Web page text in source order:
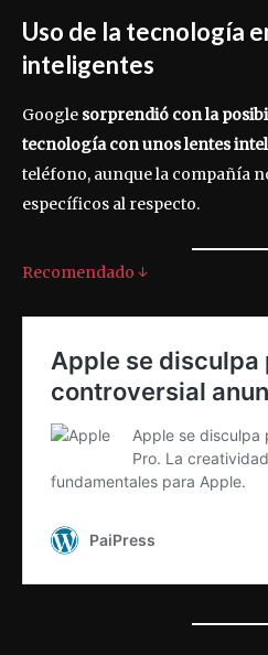
Uso de la tecnología
inteligentes
Google sorprendió con la
tecnología con unos lentes
teléfono, aunque la compañía
específicos al respecto.
Recomendado ↓